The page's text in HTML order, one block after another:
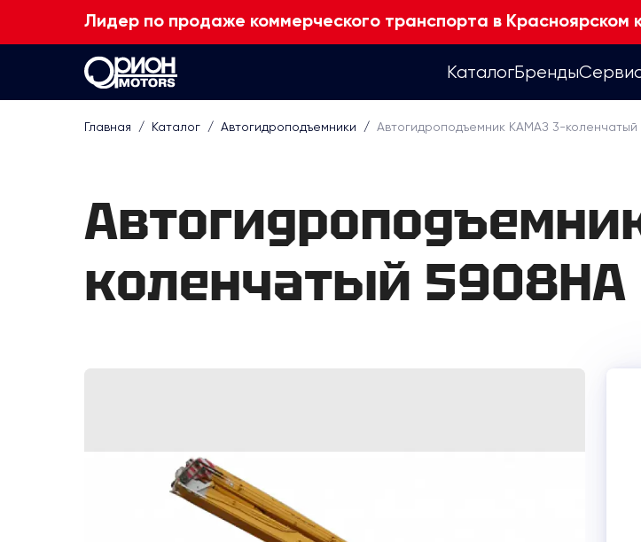
Лидер по продаже коммерческого транспорта в Красноярском
КаталогБренды
Главная / Каталог / Автогидроподъем­ники / Автогидроподъемник КАМАЗ 3-
коленчатый 5908НА